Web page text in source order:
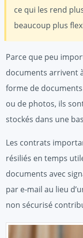
ce qui les rend
beaucoup plus
Parce que peu
documents arrivent
forme de documents
ou de photos, ils
stockés dans une
Les contrats
résiliés en temps
documents avec
par e-mail au lieu
non sécurisé